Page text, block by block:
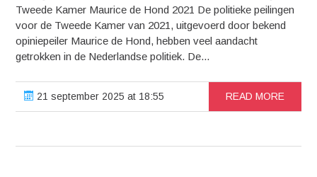
Tweede Kamer Maurice de Hond 2021 De politieke peilingen
voor de Tweede Kamer van 2021, uitgevoerd door bekend
opiniepeiler Maurice de Hond, hebben veel aandacht
getrokken in de Nederlandse politiek. De...
21 september 2025 at 18:55 READ MORE